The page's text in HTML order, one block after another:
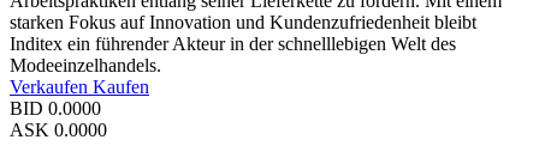
starken Fokus auf Innovation und Kundenzufriedenheit bleibt
Inditex ein führender Akteur in der schnelllebigen Welt des
Modeeinzelhandels.
Verkaufen Kaufen
BID 0.0000
ASK 0.0000